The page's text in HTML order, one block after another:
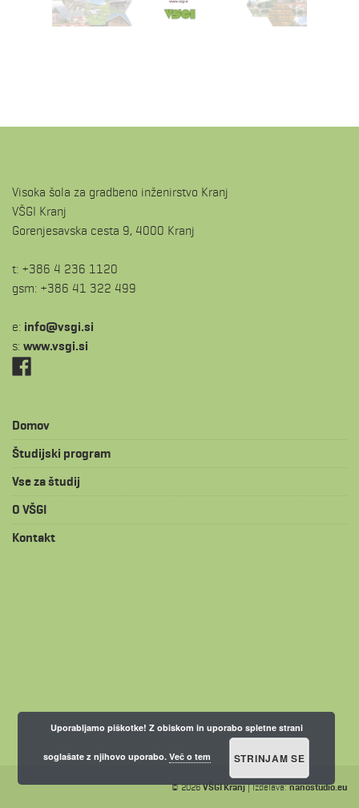
Visoka šola za gradbeno inženirstvo Kranj
VŠGI Kranj
Gorenjesavska cesta 9, 4000 Kranj
t: +386 4 236 1120
gsm: +386 41 322 499
e: is.igsv@ofni
s: www.vsgi.si
Domov
Študijski program
Vse za študij
O VŠGI
Kontakt
© 2026VŠGI Kranj| Izdelava:nanostudio.eu
Uporabljamo piškotke! Z obiskom in uporabo spletne strani
soglašate z njihovo uporabo.Več o tem STRINJAM SE